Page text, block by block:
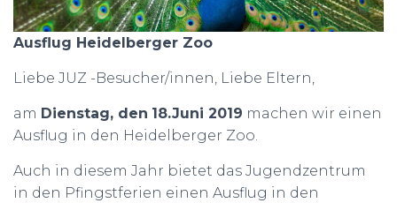
Ausflug Heidelberger Zoo
Liebe JUZ -Besucher/innen, Liebe Eltern,
am Dienstag, den 18.Juni 2019 machen wir einen
Ausflug in den Heidelberger Zoo.
Auch in diesem Jahr bietet das Jugendzentrum
in den Pfingstferien einen Ausflug in den